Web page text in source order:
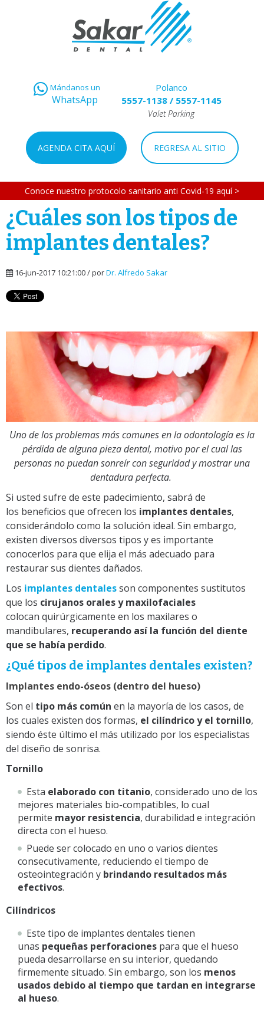
Mándanos un
WhatsApp
Polanco
5557-1138/ 5557-1145
Valet Parking
AGENDA CITA AQUÍ REGRESA AL SITIO
Conoce nuestro protocolo sanitario anti Covid-19 aquí >
¿Cuáles son los tipos de
implantes dentales?
16-jun-2017 10:21:00 / porDr. Alfredo Sakar
Uno de los problemas más comunes en la odontología es la
pérdida de alguna pieza dental, motivo por el cual las
personas no puedan sonreír con seguridad y mostrar una
dentadura perfecta.
Si usted sufre de este padecimiento, sabrá de
los beneficios que ofrecen los implantes dentales,
considerándolo como la solución ideal. Sin embargo,
existen diversos diversos tipos y es importante
conocerlos para que elija el más adecuado para
restaurar sus dientes dañados.
Los implantes dentalesson componentes sustitutos
que los cirujanos orales y maxilofaciales
colocan quirúrgicamente en los maxilares o
mandibulares, recuperando así la función del diente
que se había perdido.
¿Qué tipos de implantes dentales existen?
Implantes endo-óseos (dentro del hueso)
Son el tipo más común en la mayoría de los casos, de
los cuales existen dos formas, el cilíndrico y el tornillo,
siendo éste último el más utilizado por los especialistas
del diseño de sonrisa.
Tornillo
Esta elaborado con titanio, considerado uno de los
mejores materiales bio-compatibles, lo cual
permite mayor resistencia, durabilidad e integración
directa con el hueso.
Puede ser colocado en uno o varios dientes
consecutivamente, reduciendo el tiempo de
osteointegración y brindando resultados más
efectivos.
Cilíndricos
Este tipo de implantes dentales tienen
unas pequeñas perforaciones para que el hueso
pueda desarrollarse en su interior, quedando
firmemente situado. Sin embargo, son los menos
usados debido al tiempo que tardan en integrarse
al hueso.